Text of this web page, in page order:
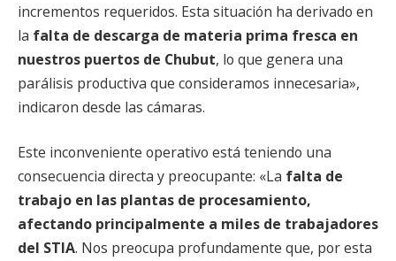
incrementos requeridos. Esta situación ha derivado en
la falta de descarga de materia prima fresca en
nuestros puertos de Chubut, lo que genera una
parálisis productiva que consideramos innecesaria»,
indicaron desde las cámaras.
Este inconveniente operativo está teniendo una
consecuencia directa y preocupante: «La falta de
trabajo en las plantas de procesamiento,
afectando principalmente a miles de trabajadores
del STIA. Nos preocupa profundamente que, por esta